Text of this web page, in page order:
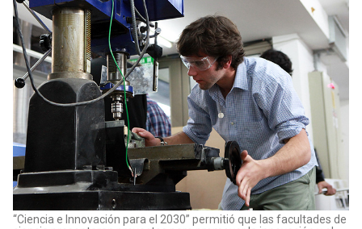
“Ciencia e Innovación para el 2030” permitió que las facultades de